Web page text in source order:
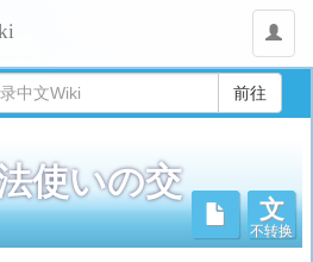
用
户
法使いの交
文
不转换